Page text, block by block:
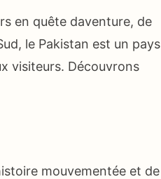
en quête daventure, de
le Pakistan est un pays
visiteurs. Découvrons
mouvementée et de